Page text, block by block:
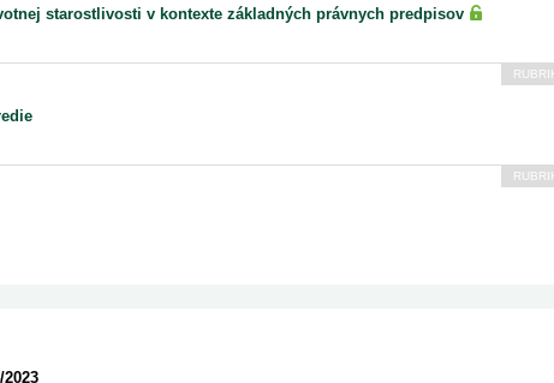
starostlivosti v kontexte základných právnych predpisov
2023